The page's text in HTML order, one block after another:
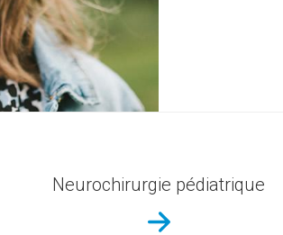
Neurochirurgie pédiatrique